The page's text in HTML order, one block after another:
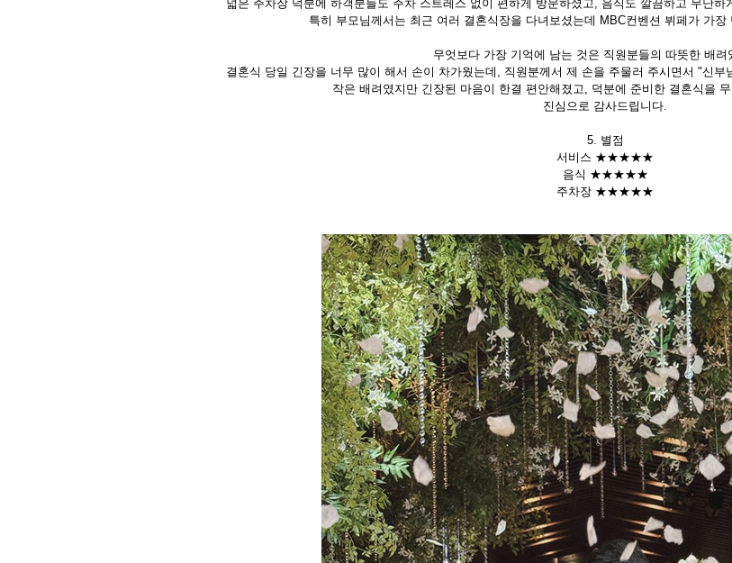
넓은 주차장 덕분에 하객분들도 주차 스트레스 없이 편하게 방문하셨고, 음식도 깔끔하고 무난
특히 부모님께서는 최근 여러 결혼식장을 다녀보셨는데 MBC컨벤션 뷔페가 가
무엇보다 가장 기억에 남는 것은 직원분들의 따뜻한 배려
결혼식 당일 긴장을 너무 많이 해서 손이 차가웠는데, 직원분께서 제 손을 주물러 주시면서 "신
작은 배려였지만 긴장된 마음이 한결 편안해졌고, 덕분에 준비한 결혼식을
진심으로 감사드립니다.
5. 별점
서비스 ★★★★★
음식 ★★★★★
주차장 ★★★★★